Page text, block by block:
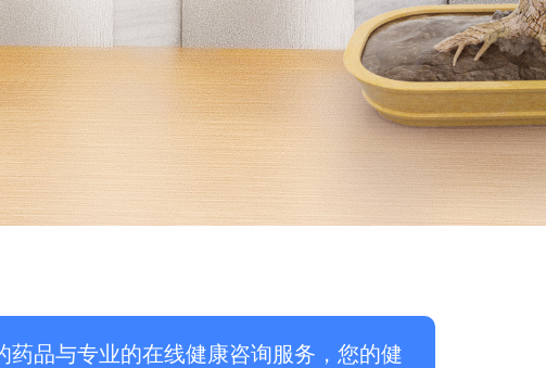
品与专业的在线健康咨询服务，您的健